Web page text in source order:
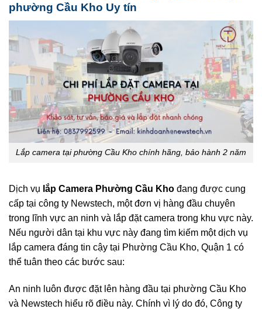
phường Cầu Kho Uy tín
Lắp camera tại phường Cầu Kho chính hãng, bảo hành 2 năm
Dịch vụ lắp Camera Phường Cầu Kho đang được cung
cấp tại công ty Newstech, một đơn vị hàng đầu chuyên
trong lĩnh vực an ninh và lắp đặt camera trong khu vực này.
Nếu người dân tại khu vực này đang tìm kiếm một dịch vụ
lắp camera đáng tin cậy tại Phường Cầu Kho, Quận 1 có
thể tuân theo các bước sau:
An ninh luôn được đặt lên hàng đầu tại phường Cầu Kho
và Newstech hiểu rõ điều này. Chính vì lý do đó, Công ty